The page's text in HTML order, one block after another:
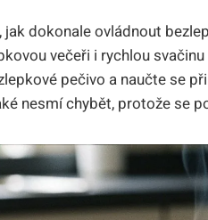
dokonale ovládnout
večeři i rychlou
pečivo a naučte se
nesmí chybět, protože se